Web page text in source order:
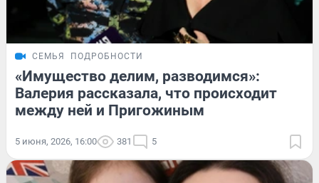
СЕМЬЯ ПОДРОБНОСТИ
«Имущество делим, разводимся»:
Валерия рассказала, что происходит
между ней и Пригожиным
5 июня, 2026, 16:00 381 5